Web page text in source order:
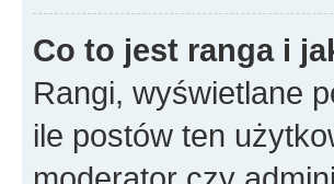
Co to jest ranga i
Rangi, wyświetlane
ile postów ten